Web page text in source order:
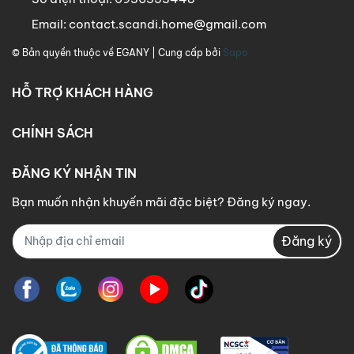
Email: contact.scandi.home@gmail.com
© Bản quyền thuộc về EGANY | Cung cấp bởi Sapo
HỖ TRỢ KHÁCH HÀNG
CHÍNH SÁCH
ĐĂNG KÝ NHẬN TIN
Bạn muốn nhận khuyến mãi đặc biệt? Đăng ký ngay.
Đăng ký